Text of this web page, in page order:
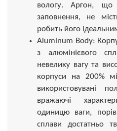
вологу. Аргон, що
заповнення, не
робить його
Aluminum Body:
з алюмінієвого
невелику вагу та
корпуси на 200%
використовувані
вражаючі
одиницю ваги,
сплави достатньо